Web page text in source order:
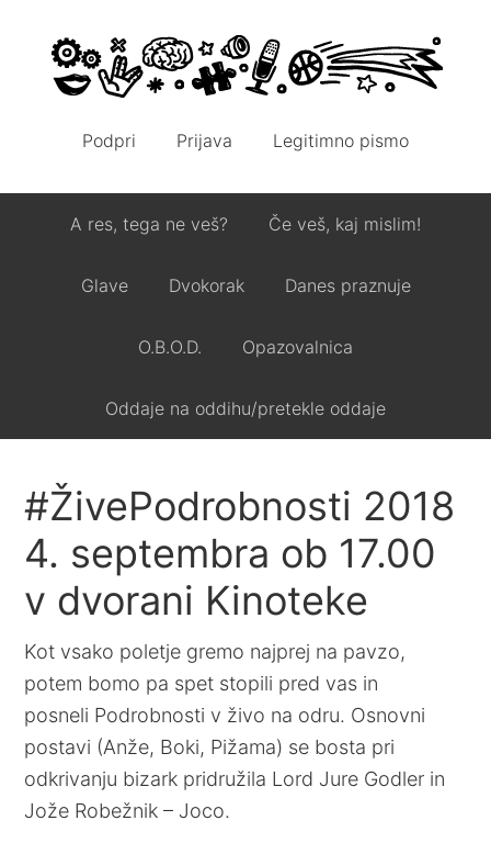
Podpri Prijava Legitimno pismo
A res, tega ne veš? Če veš, kaj mislim!
Glave Dvokorak Danes praznuje
O.B.O.D. Opazovalnica
Oddaje na oddihu/pretekle oddaje
#ŽivePodrobnosti 2018
4. septembra ob 17.00
v dvorani Kinoteke
Kot vsako poletje gremo najprej na pavzo,
potem bomo pa spet stopili pred vas in
posneli Podrobnosti v živo na odru. Osnovni
postavi (Anže, Boki, Pižama) se bosta pri
odkrivanju bizark pridružila Lord Jure Godler in
Jože Robežnik – Joco.